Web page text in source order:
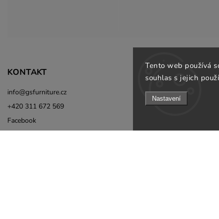
Tento web používá
souhlas s jejich
Nastavení
KONTAKT
info@gsfurniture.cz
+420 311 672 569
Facebook
Informace pro
Prodejna
Obchodní